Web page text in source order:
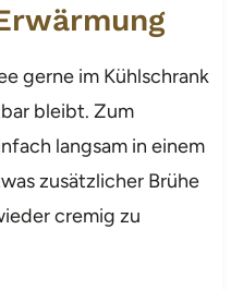
gerne im Kühlschrank
bleibt. Zum
langsam in einem
zusätzlicher Brühe
cremig zu